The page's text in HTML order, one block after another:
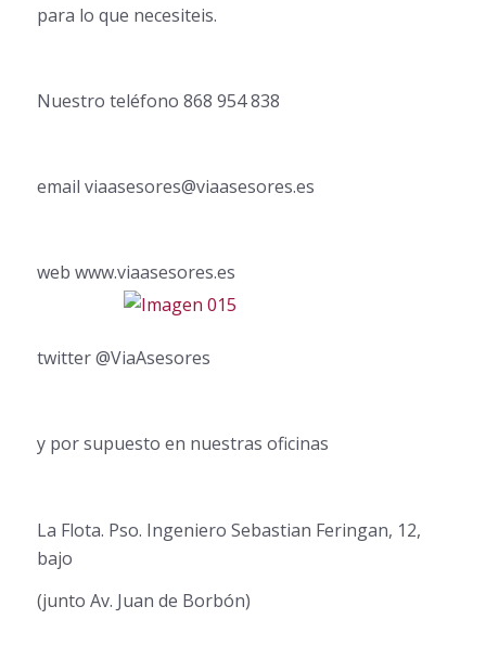
para lo que necesiteis.
Nuestro teléfono 868 954 838
email viaasesores@viaasesores.es
web www.viaasesores.es
twitter @ViaAsesores
y por supuesto en nuestras oficinas
La Flota. Pso. Ingeniero Sebastian Feringan, 12,
bajo
(junto Av. Juan de Borbón)